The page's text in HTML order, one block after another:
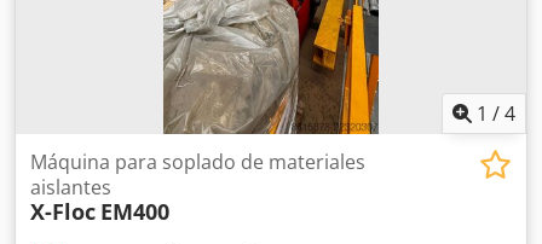
1 /4
Máquina para soplado de materiales
aislantes
X-Floc EM400